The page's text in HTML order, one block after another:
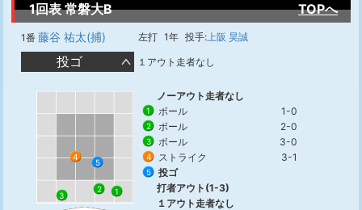
1回表 常磐大B TOPへ
1番 藤谷 祐太(捕) 左打 1年 投手:上阪 昊誠
投ゴ １アウト走者なし
1
2
3
4
5
ノーアウト走者なし
1 ボール 1-0
2 ボール 2-0
3 ボール 3-0
4 ストライク 3-1
5
投ゴ
打者アウト(1-3)
１アウト走者なし